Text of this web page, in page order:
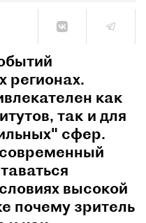
регионах.
как
так и для
сфер.
высокой
почему зритель